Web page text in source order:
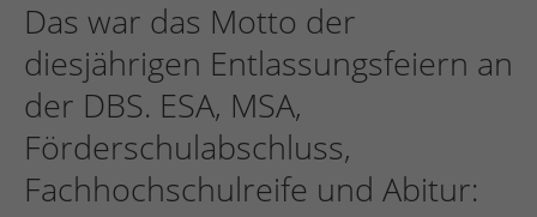
24h/ 365days
We offer support for our customers
Das war das Motto der
diesjährigen Entlassungsfeiern an
der DBS. ESA, MSA,
Förderschulabschluss,
Fachhochschulreife und Abitur: